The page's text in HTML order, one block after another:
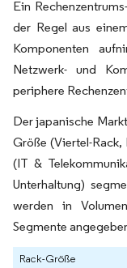
Ein
der Regel aus
Komponenten
Netzwerk- und
periphere
Der japanische
Größe (Viertel-Rack,
(IT &
Unterhaltung)
werden in
Segmente
Rack-Größe